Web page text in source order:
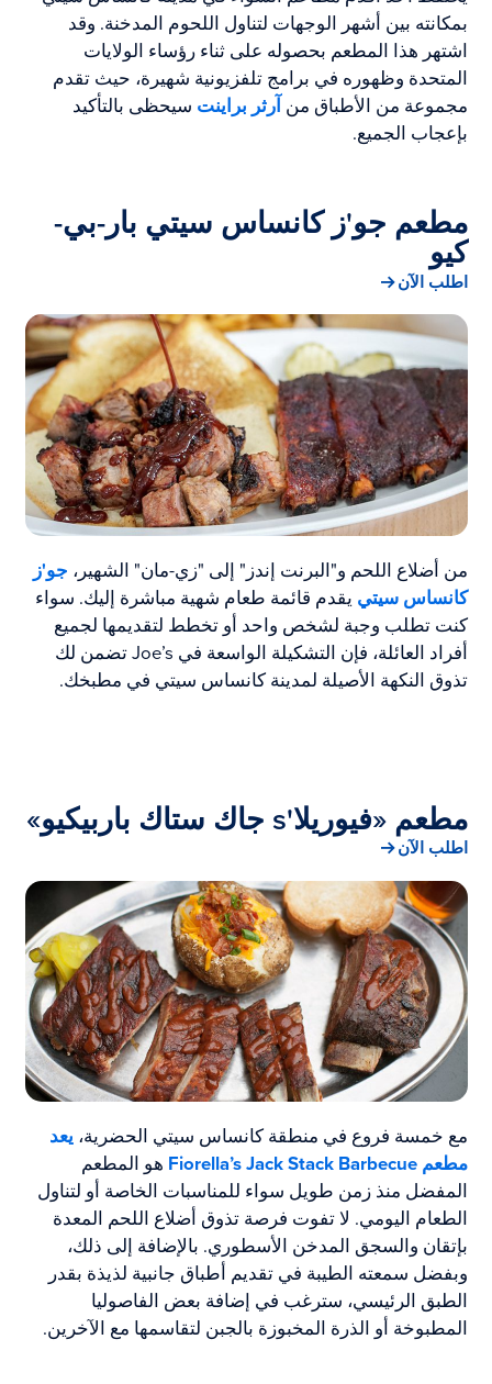
بمكانته بين أشهر الوجهات لتناول اللحوم المدخنة. وقد
اشتهر هذا المطعم بحصوله على ثناء رؤساء الولايات
المتحدة وظهوره في برامج تلفزيونية شهيرة، حيث تقدم
مجموعة من الأطباق منآرثر براينت سيحظى بالتأكيد
بإعجاب الجميع.
مطعم جو'ز كانساس سيتي بار-بي-
كيو
اطلب الآن
من أضلاع اللحم و"البرنت إندز" إلى "زي-مان" الشهير، جو'ز
كانساس سيتي يقدم قائمة طعام شهية مباشرة إليك. سواء
كنت تطلب وجبة لشخص واحد أو تخطط لتقديمها لجميع
أفراد العائلة، فإن التشكيلة الواسعة في Joe’s تضمن لك
تذوق النكهة الأصيلة لمدينة كانساس سيتي في مطبخك.
مطعم «فيوريلا's جاك ستاك باربيكيو»
اطلب الآن
مع خمسة فروع في منطقة كانساس سيتي الحضرية،يعد
مطعم Fiorella’s Jack Stack Barbecue
هو المطعم
المفضل منذ زمن طويل سواء للمناسبات الخاصة أو لتناول
الطعام اليومي. لا تفوت فرصة تذوق أضلاع اللحم المعدة
بإتقان والسجق المدخن الأسطوري. بالإضافة إلى ذلك،
وبفضل سمعته الطيبة في تقديم أطباق جانبية لذيذة بقدر
الطبق الرئيسي، سترغب في إضافة بعض الفاصوليا
المطبوخة أو الذرة المخبوزة بالجبن لتقاسمها مع الآخرين.